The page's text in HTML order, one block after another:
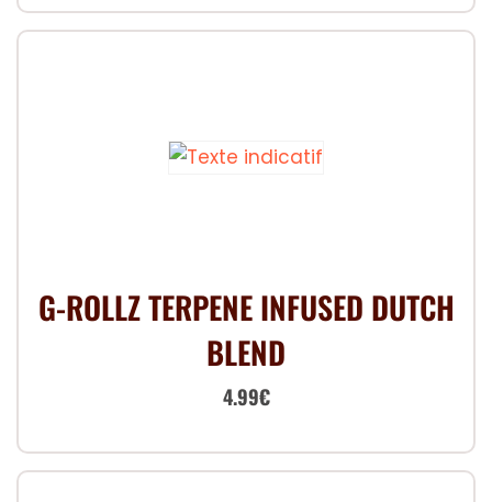
G-ROLLZ TERPENE INFUSED DUTCH
BLEND
Le
initial
4.99€Le
actuel